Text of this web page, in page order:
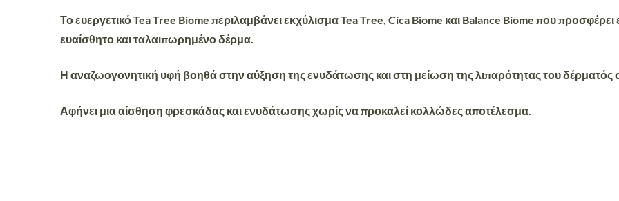
Το ευεργετικό Tea Tree Biome περιλαμβάνει εκχύλισμαTea Tree, Cica Biome και Balance Biome που προσφέρει
ευαίσθητο και ταλαιπωρημένο δέρμα.
Η αναζωογονητική υφή βοηθά στην αύξηση της ενυδάτωσης και στη μείωση τηςλιπαρότητας του δέρματός
Αφήνει μια αίσθηση φρεσκάδας και ενυδάτωσης χωρίς να προκαλεί κολλώδες αποτέλεσμα.